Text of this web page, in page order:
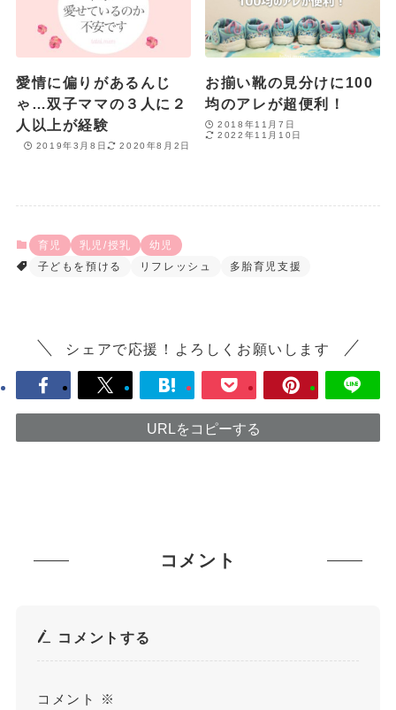
育児 乳児/授乳
幼児
子どもを預ける
リフレッシュ 多胎育児支援
シェアで応援！よろしくお願いします
URLをコピーする
愛情に偏りがあるんじ
ゃ…双子ママの３人に２
人以上が経験
2019年3月8日 2020年8月2日
お揃い靴の見分けに100
均のアレが超便利！
2018年11月7日
2022年11月10日
コメント
コメントする
コメント ※